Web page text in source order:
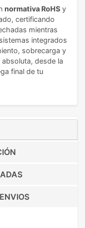
normativa RoHS y
certificando
mientras
integrados
sobrecarga y
desde la
final de tu
ENVIOS